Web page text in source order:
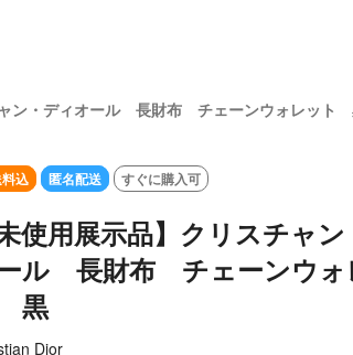
ャン・ディオール 長財布 チェーンウォレット
込 匿名配送 すぐに購入可
未使用展示品】クリスチャ
ル 長財布 チェーンウォ
黒
Dior